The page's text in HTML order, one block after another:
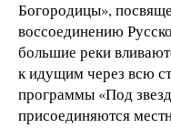
Богородицы»,
воссоединению
большие реки
к идущим через всю
программы «Под
присоединяются